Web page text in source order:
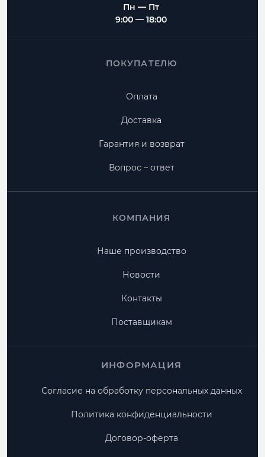
Пн — Пт
9:00 — 18:00
ПОКУПАТЕЛЮ
Оплата
Доставка
Гарантия и возврат
Вопрос – ответ
КОМПАНИЯ
Наше производство
Новости
Контакты
Поставщикам
ИНФОРМАЦИЯ
Согласие на обработку персональных данных
Политика конфиденциальности
Договор-оферта